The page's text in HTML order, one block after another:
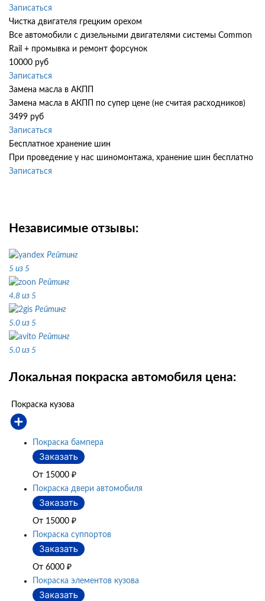
Записаться
Чистка двигателя грецким орехом
Все автомобили c дизельными двигателями системы Common
Rail + промывка и ремонт форсунок
10000 руб
Записаться
Замена масла в АКПП
Замена масла в АКПП по супер цене (не считая расходников)
3499 руб
Записаться
Бесплатное хранение шин
При проведение у нас шиномонтажа, хранение шин бесплатно
Записаться
Независимые отзывы:
Рейтинг
5 из 5
Рейтинг
4.8 из 5
Рейтинг
5.0 из 5
Рейтинг
5.0 из 5
Локальная покраска автомобиля цена:
Покраска кузова
Покраска бампера
От 15000 ₽
Покраска двери автомобиля
От 15000 ₽
Покраска суппортов
От 6000 ₽
Покраска элементов кузова